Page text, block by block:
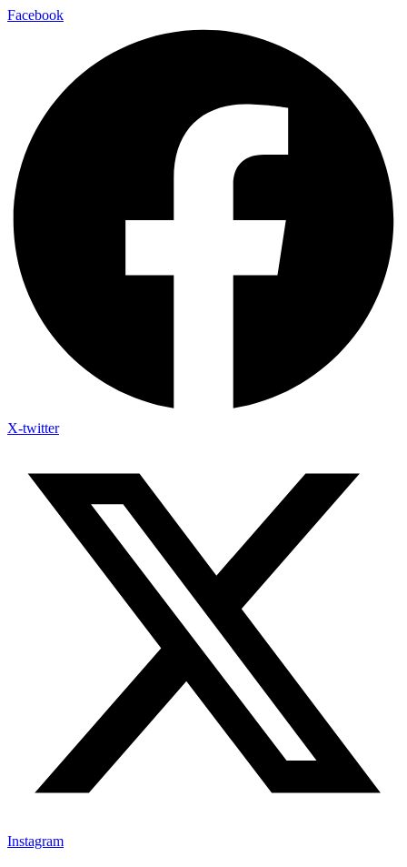
Facebook
X-twitter
Instagram